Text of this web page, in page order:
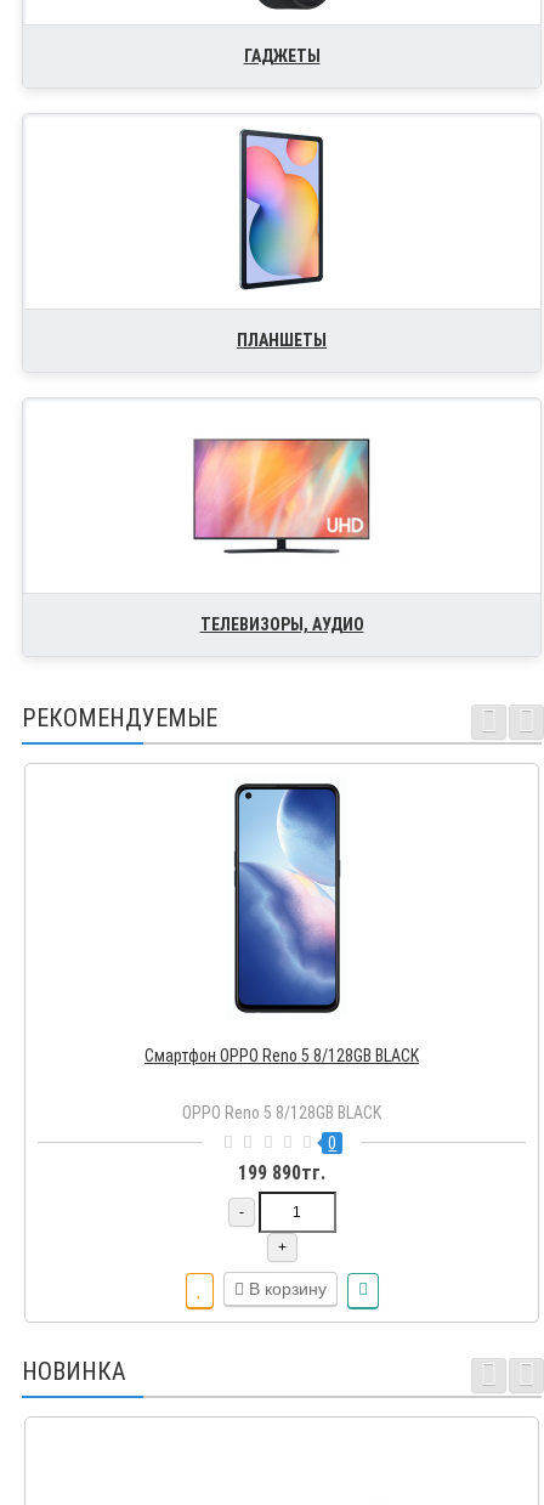
ГАДЖЕТЫ
ПЛАНШЕТЫ
ТЕЛЕВИЗОРЫ, АУДИО
РЕКОМЕНДУЕМЫЕ
Смартфон OPPO Reno 5 8/128GB BLACK
OPPO Reno 5 8/128GB BLACK
0
199 890тг.
-
+
В корзину
НОВИНКА